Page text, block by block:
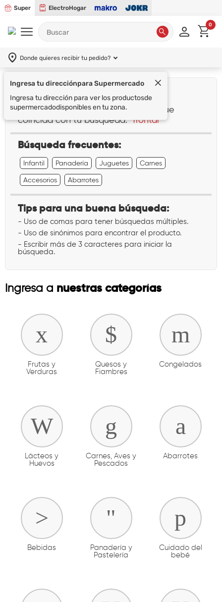
Super ElectroHogar
0
Donde quieres recibir tu pedido?
Ingresa tu direcciónpara Supermercado
Ingresa tu dirección para ver los productosde
supermercadodisponibles en tu zona.
¡Lo sentimos!
No encontramos ningún resultado que
coincida con tu búsqueda:"frontal"
Búsqueda frecuentes:
Infantil Panadería Juguetes Carnes
Accesorios Abarrotes
Tips para una buena búsqueda:
- Uso de comas para tener búsquedas múltiples.
- Uso de sinónimos para encontrar el producto.
- Escribir más de 3 caracteres para iniciar la
búsqueda.
Ingresa a nuestras categorías
Frutas y
Verduras
Quesos y
Fiambres
Congelados
Lácteos y
Huevos
Carnes, Aves y
Pescados
Abarrotes
Bebidas
Panadería y
Pastelería
Cuidado del
bebé